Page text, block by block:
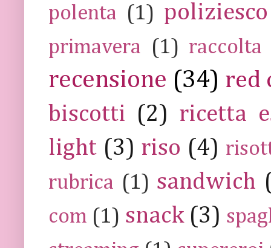
polenta (1) poliziesco
primavera (1) raccolta
recensione (34) red
biscotti (2) ricetta
light (3) riso (4)
rubrica (1) sandwich
com (1) snack (3)